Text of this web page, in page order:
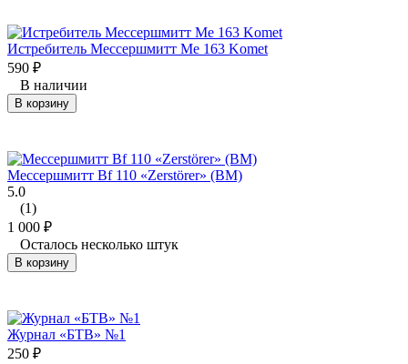
Истребитель Мессершмитт Me 163 Komet
590 ₽
В наличии
В корзину
Мессершмитт Bf 110 «Zerstörer» (ВМ)
5.0
(1)
1 000 ₽
Осталось несколько штук
В корзину
Журнал «БТВ» №1
250 ₽